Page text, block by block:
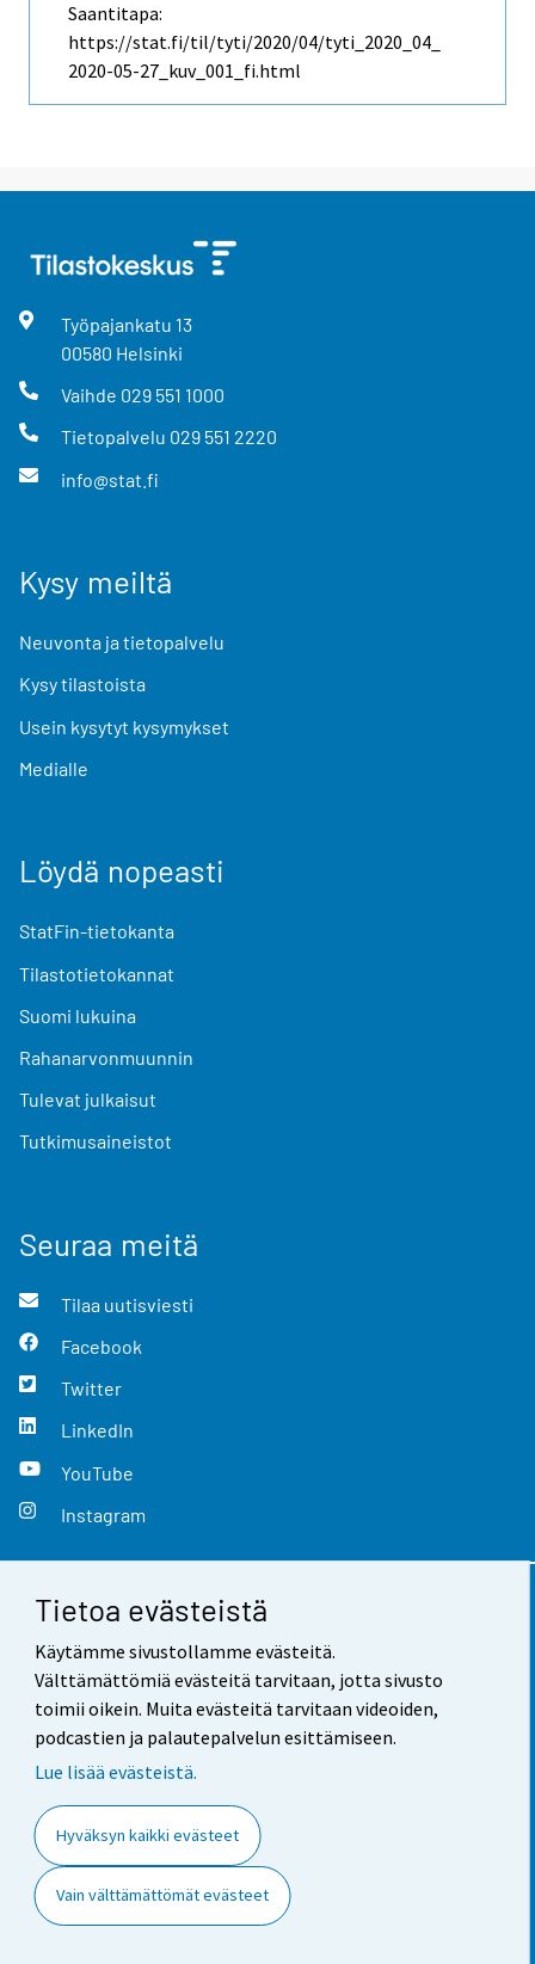
Tietoa evästeistä
Käytämme sivustollamme evästeitä.
Välttämättömiä evästeitä tarvitaan, jotta sivusto
toimii oikein. Muita evästeitä tarvitaan videoiden,
podcastien ja palautepalvelun esittämiseen.
Lue lisää evästeistä.
Hyväksyn kaikki evästeet
Vain välttämättömät evästeet
Saantitapa:
https://stat.fi/til/tyti/2020/04/tyti_2020_04_
2020-05-27_kuv_001_fi.html
Työpajankatu 13
00580 Helsinki
Vaihde 029 551 1000
Tietopalvelu 029 551 2220
info@stat.fi
Kysy meiltä
Neuvonta ja tietopalvelu
Kysy tilastoista
Usein kysytyt kysymykset
Medialle
Löydä nopeasti
StatFin-tietokanta
Tilastotietokannat
Suomi lukuina
Rahanarvonmuunnin
Tulevat julkaisut
Tutkimusaineistot
Seuraa meitä
Tilaa uutisviesti
Facebook
Twitter
LinkedIn
YouTube
Instagram
Yhteystiedot
Palaute
Käyttöehdot
Saavutettavuus
Tietoa sivustosta
Evästeasetukset